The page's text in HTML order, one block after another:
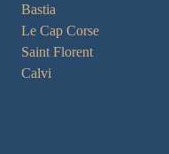
Bastia
Le Cap Corse
Saint Florent
Calvi